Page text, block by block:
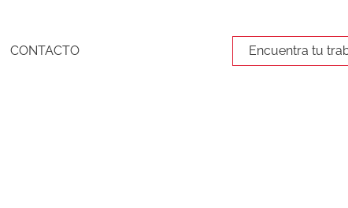
CONTACTO Encuentra tu